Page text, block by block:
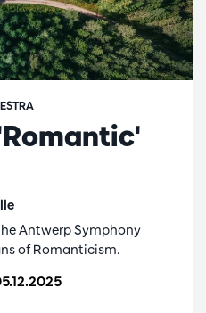
Antwerp Symphony
of Romanticism.